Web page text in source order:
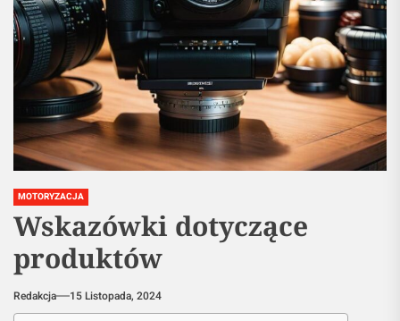
MOTORYZACJA
Wskazówki dotyczące
produktów
Redakcja 15 Listopada, 2024